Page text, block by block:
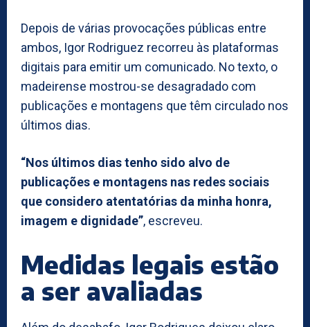
Depois de várias provocações públicas entre
ambos, Igor Rodriguez recorreu às plataformas
digitais para emitir um comunicado. No texto, o
madeirense mostrou-se desagradado com
publicações e montagens que têm circulado nos
últimos dias.
“Nos últimos dias tenho sido alvo de
publicações e montagens nas redes sociais
que considero atentatórias da minha honra,
imagem e dignidade”, escreveu.
Medidas legais estão
a ser avaliadas